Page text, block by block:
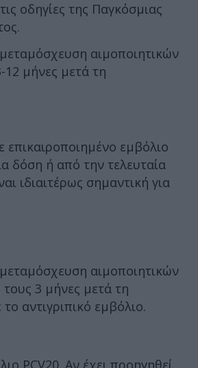
οδηγίες της Παγκόσμιας
αιμοποιητικών
12 μήνες μετά τη
εμβόλιο
δόση ή από την τελευταία
ιδιαιτέρως σημαντική για
αιμοποιητικών
3 μήνες μετά τη
αντιγριπικό εμβόλιο.
PCV20. Αν έχει προηγηθεί